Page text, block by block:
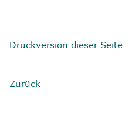
5
Wissenswertes
Druckversion dieser Seite
Zurück